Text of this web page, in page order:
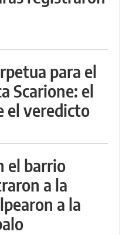
para el
Scarione: el
el veredicto
el barrio
a la
a la